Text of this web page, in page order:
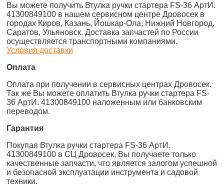
Вы можете получить Втулка ручки стартера FS-36 АртИ.
41300849100 в нашем сервисном центре Дровосек в
городах Киров, Казань, Йошкар-Ола, Нижний Новгород,
Саратов, Ульяновск. Доставка запчастей по России
осуществляется транспортными компаниями.
Условия доставки
Оплата
Оплата при получении в сервисных центрах Дровосек.
Так же Вы можете оплатить Втулка ручки стартера FS-
36 АртИ. 41300849100 наложенным или банковским
переводом.
Гарантия
Покупая Втулка ручки стартера FS-36 АртИ.
41300849100 в СЦ Дровосек, Вы получаете только
качественные запчасти, что является залогом успешной
и безопасной эксплуатации инструмента и садовой
техники.